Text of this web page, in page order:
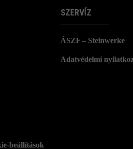
SZERVÍZ
ÁSZF – Steinwerke
Adatvédelmi
beállítások